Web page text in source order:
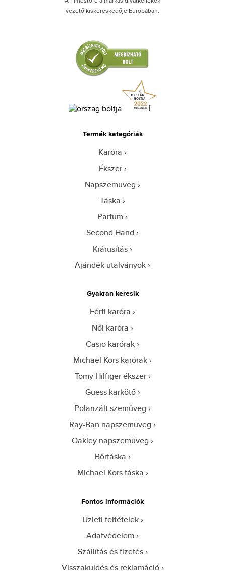
vezető kiskereskedője Európában.
Termék kategóriák
Karóra
Ékszer
Napszemüveg
Táska
Parfüm
Second Hand
Kiárusítás
Ajándék utalványok
Gyakran keresik
Férfi karóra
Női karóra
Casio karórak
Michael Kors karórak
Tomy Hilfiger ékszer
Guess karkötő
Polarizált szemüveg
Ray-Ban napszemüveg
Oakley napszemüveg
Bőrtáska
Michael Kors táska
Fontos információk
Üzleti feltételek
Adatvédelem
Szállítás és fizetés
Visszaküldés és reklamáció